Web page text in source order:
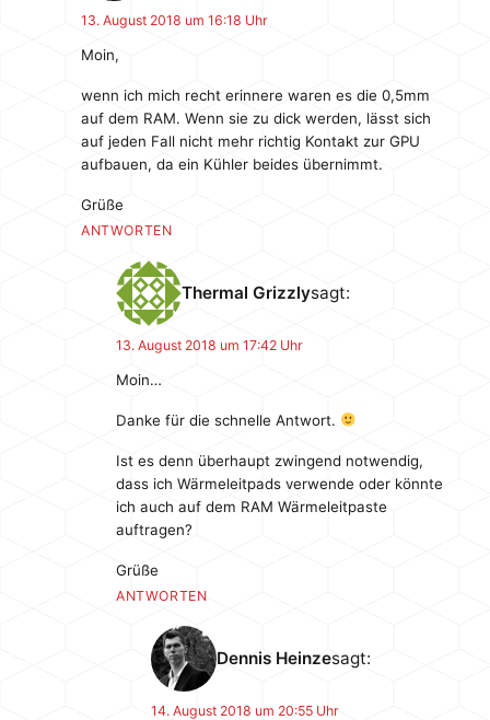
13. August 2018 um 16:18 Uhr
Moin,
wenn ich mich recht erinnere waren es die 0,5mm
auf dem RAM. Wenn sie zu dick werden, lässt sich
auf jeden Fall nicht mehr richtig Kontakt zur GPU
aufbauen, da ein Kühler beides übernimmt.
Grüße
ANTWORTEN
Thermal Grizzlysagt:
13. August 2018 um 17:42 Uhr
Moin…
Danke für die schnelle Antwort.
Ist es denn überhaupt zwingend notwendig,
dass ich Wärmeleitpads verwende oder könnte
ich auch auf dem RAM Wärmeleitpaste
auftragen?
Grüße
ANTWORTEN
Dennis Heinzesagt:
14. August 2018 um 20:55 Uhr